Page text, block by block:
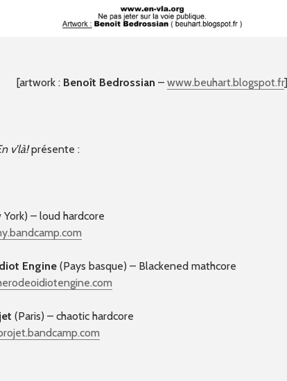
[artwork : Benoît Bedrossian – www.beuhart.blogspot.fr]
v’là!présente :
– loud hardcore
Engine (Pays basque) – Blackened mathcore
ine.com
(Paris) – chaotic hardcore
com